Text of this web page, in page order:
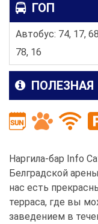
ГОП
Автобус: 74, 17,
78, 16
ПОЛЕЗНАЯ
Наргила-бар Info
Белградской
нас есть
терраса, где вы
заведением в